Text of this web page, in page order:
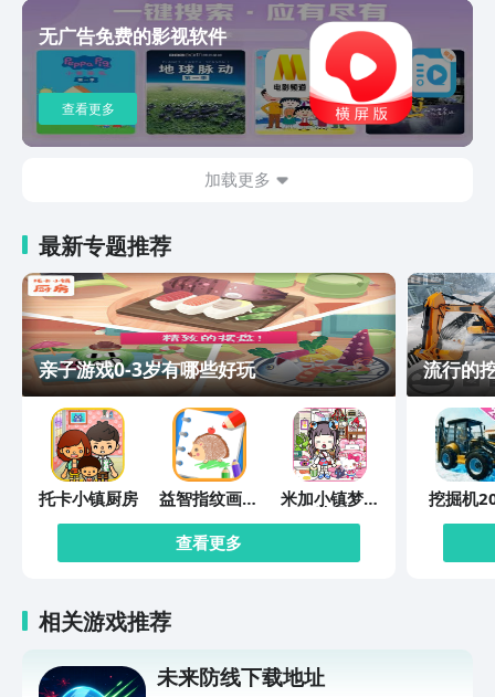
无广告免费的影视软件
查看更多
加载更多
最新专题推荐
亲子游戏0-3岁有哪些好玩
托卡小镇厨房 益智指纹画画
板
米加小镇梦幻
世界
查看更多
流行的
挖掘机
相关游戏推荐
未来防线下载地址